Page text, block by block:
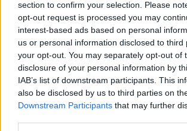
section to confirm your selection. Please
opt-out request is processed you may
interest-based ads based on personal
us or personal information disclosed to third
your opt-out. You may separately opt-out of
disclosure of your personal information by
IAB’s list of downstream participants. This
also be disclosed by us to third parties on
Downstream Participants that may further